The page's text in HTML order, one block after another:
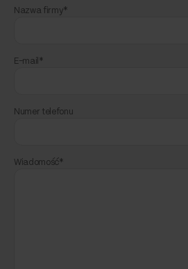
Nazwa firmy*
E-mail*
Numer telefonu
Wiadomość*